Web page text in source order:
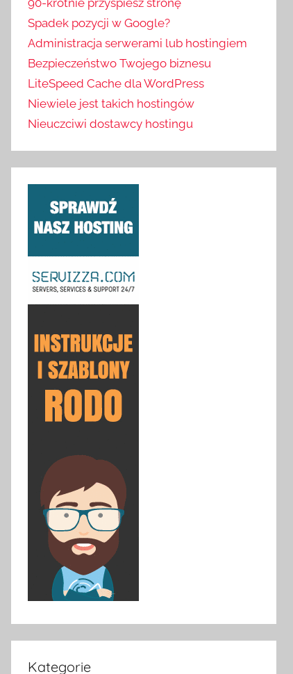
90-krotnie przyspiesz stronę
Spadek pozycji w Google?
Administracja serwerami lub hostingiem
Bezpieczeństwo Twojego biznesu
LiteSpeed Cache dla WordPress
Niewiele jest takich hostingów
Nieuczciwi dostawcy hostingu
Kategorie